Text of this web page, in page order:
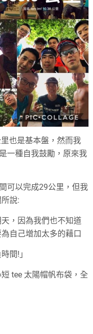
也是基本盤，然而我
一種自我鼓勵，原來我
可以完成29公里，但我
說:
，因為我們也不知道
自己增加太多的藉口
間!」
tee 太陽帽帆布袋，全